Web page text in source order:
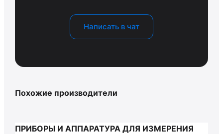
Написать в чат
Похожие производители
ПРИБОРЫ И АППАРАТУРА ДЛЯ ИЗМЕРЕНИЯ